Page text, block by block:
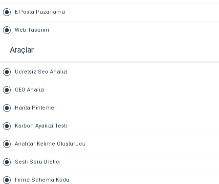
E Posta Pazarlama
Web Tasarım
Araçlar
Ücretsiz Seo Analizi
GEO Analizi
Harita Pinleme
Karbon Ayakizi Testi
Anahtar Kelime Oluşturucu
Sesli Soru Üretici
Firma Schema Kodu